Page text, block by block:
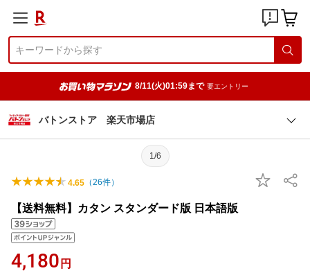
8/11(火)01:59まで 要エントリー
バトンストア 楽天市場店
1/6
4.65 （26件）
【送料無料】カタン スタンダード版 日本語版
4,180 円